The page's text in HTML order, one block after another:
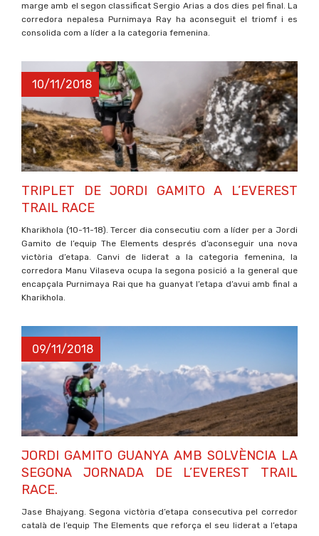
marge amb el segon classificat Sergio Arias a dos dies pel final. La
corredora nepalesa Purnimaya Ray ha aconseguit el triomf i es
consolida com a líder a la categoria femenina.
10/11/2018
TRIPLET DE JORDI GAMITO A L’EVEREST
TRAIL RACE
Kharikhola (10-11-18). Tercer dia consecutiu com a líder per a Jordi
Gamito de l’equip The Elements després d’aconseguir una nova
victòria d’etapa. Canvi de liderat a la categoria femenina, la
corredora Manu Vilaseva ocupa la segona posició a la general que
encapçala Purnimaya Rai que ha guanyat l’etapa d’avui amb final a
Kharikhola.
09/11/2018
JORDI GAMITO GUANYA AMB SOLVÈNCIA LA
SEGONA JORNADA DE L’EVEREST TRAIL
RACE.
Jase Bhajyang. Segona victòria d’etapa consecutiva pel corredor
català de l’equip The Elements que reforça el seu liderat a l’etapa